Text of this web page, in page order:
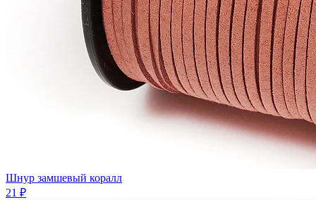
Шнур замшевый коралл
21 ₽